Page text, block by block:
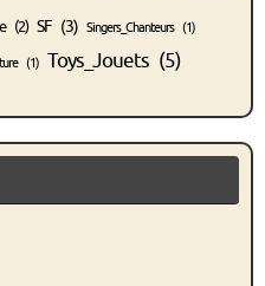
(2) SF (3) Singers_Chanteurs(1)
(1) Toys_Jouets (5)